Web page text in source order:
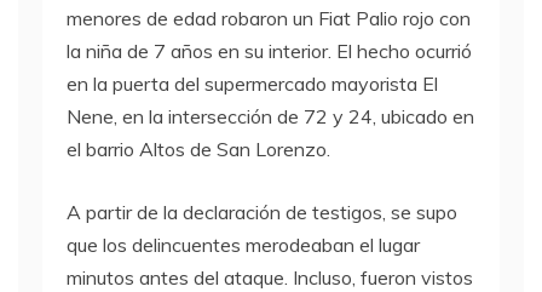
menores de edad robaron un Fiat Palio rojo con
la niña de 7 años en su interior. El hecho ocurrió
en la puerta del supermercado mayorista El
Nene, en la intersección de 72 y 24, ubicado en
el barrio Altos de San Lorenzo.
A partir de la declaración de testigos, se supo
que los delincuentes merodeaban el lugar
minutos antes del ataque. Incluso, fueron vistos